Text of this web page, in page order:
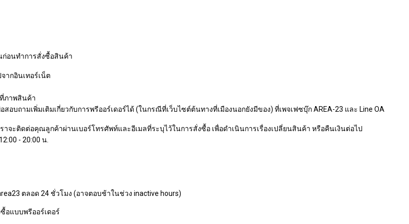
ก่อนทำการสั่งซื้อสินค้า
ากอินเทอร์เน็ต
ภาพสินค้า
ถามเพิ่มเติมเกี่ยวกับการพรีออร์เดอร์ได้ (ในกรณีที่เว็บไซต์ต้นทางที่เมืองนอกยังมีของ) ที่เพจเฟซบุ๊ก AREA-23 และ Line OA
จะติดต่อคุณลูกค้าผ่านเบอร์โทรศัพท์และอีเมลที่ระบุไว้ในการสั่งซื้อ เพื่อดำเนินการเรื่องเปลี่ยนสินค้า หรือคืนเงินต่อไป
- 20:00 น.
ตลอด 24 ชั่วโมง (อาจตอบช้าในช่วง inactive hours)
อแบบพรีออร์เดอร์